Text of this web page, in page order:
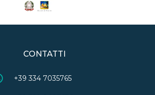
CONTATTI
+39 334 7035765